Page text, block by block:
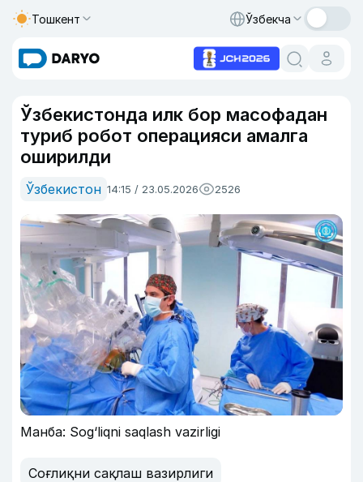
Тошкент Ўзбекча
Ўзбекистонда илк бор масофадан
туриб робот операцияси амалга
оширилди
Ўзбекистон 14:15 / 23.05.2026 2526
Манба: Sog‘liqni saqlash vazirligi
Соғлиқни сақлаш вазирлиги